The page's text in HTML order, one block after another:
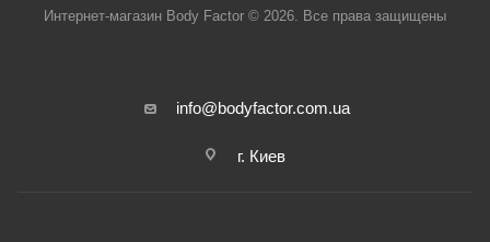
Интернет-магазин Body Factor © 2026. Все права защищены
info@bodyfactor.com.ua
г. Киев